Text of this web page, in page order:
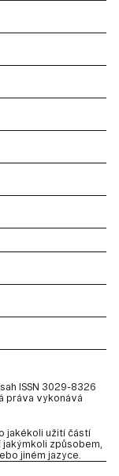
ISSN 3029-8326
práva vykonává
jakékoli užití částí
způsobem,
jiném jazyce.